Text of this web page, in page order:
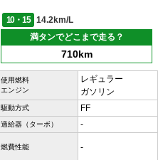
10・15
14.2km/L
満タンでどこまで走る？
710km
使用燃料
エンジン
レギュラー
ガソリン
駆動方式 FF
過給器（ターボ） -
燃費性能 -